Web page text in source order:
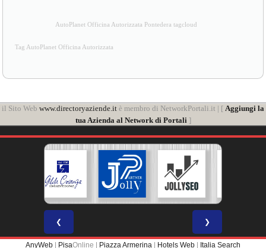
AutoPlanet Officina Autorizzata Pontedera tagcloud
Tag AutoPlanet Officina Autorizzata
il Sito Web www.directoryaziende.it è membro di NetworkPortali.it | [ Aggiungi la
tua Azienda al Network di Portali]
❮ ❯
AnyWeb PisaOnline | Piazza Armerina Hotels Web Italia Search